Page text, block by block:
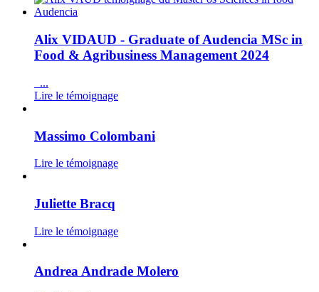
Alix VIDAUD - Graduate of Audencia MSc in
Food & Agribusiness Management 2024
...
Lire le témoignage
Massimo Colombani
Lire le témoignage
Juliette Bracq
Lire le témoignage
Andrea Andrade Molero